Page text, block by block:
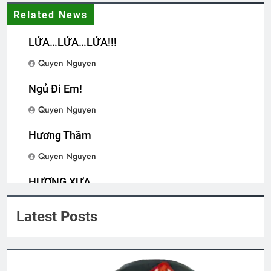
2 Years Ago
HẸN MỘT TẾT VỀ
2 Years Ago
CHIM BAN MAI HÓT (Rabindranath
Khóa 29 đã mất
2 Years Ago
Related News
LỬA…LỬA…LỬA!!!
Quyen Nguyen
Ngủ Đi Em!
Quyen Nguyen
Hương Thầm
Quyen Nguyen
HƯƠNG XƯA
Latest Posts